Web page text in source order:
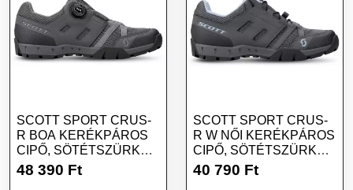
SCOTT SPORT CRUS-
R BOA KERÉKPÁROS
CIPŐ, SÖTÉTSZÜRKE,
MÉRET
48 390 Ft
SCOTT SPORT CRUS-
R W NŐI KERÉKPÁROS
CIPŐ, SÖTÉTSZÜRKE,
MÉRET
40 790 Ft